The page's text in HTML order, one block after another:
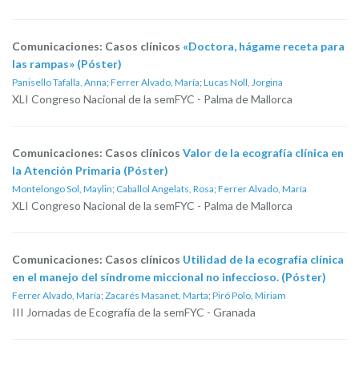
Comunicaciones: Casos clínicos «Doctora, hágame receta para
las rampas» (Póster)
Panisello Tafalla, Anna; Ferrer Alvado, María; Lucas Noll, Jorgina
XLI Congreso Nacional de la semFYC - Palma de Mallorca
Comunicaciones: Casos clínicos Valor de la ecografía clínica en
la Atención Primaria (Póster)
Montelongo Sol, Maylin; Caballol Angelats, Rosa; Ferrer Alvado, María
XLI Congreso Nacional de la semFYC - Palma de Mallorca
Comunicaciones: Casos clínicos Utilidad de la ecografía clínica
en el manejo del síndrome miccional no infeccioso. (Póster)
Ferrer Alvado, María; Zacarés Masanet, Marta; Piró Polo, Miriam
III Jornadas de Ecografía de la semFYC - Granada